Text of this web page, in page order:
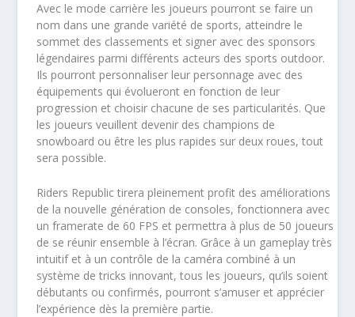
Avec le mode carrière les joueurs pourront se faire un
nom dans une grande variété de sports, atteindre le
sommet des classements et signer avec des sponsors
légendaires parmi différents acteurs des sports outdoor.
Ils pourront personnaliser leur personnage avec des
équipements qui évolueront en fonction de leur
progression et choisir chacune de ses particularités. Que
les joueurs veuillent devenir des champions de
snowboard ou être les plus rapides sur deux roues, tout
sera possible.
Riders Republic tirera pleinement profit des améliorations
de la nouvelle génération de consoles, fonctionnera avec
un framerate de 60 FPS et permettra à plus de 50 joueurs
de se réunir ensemble à l’écran. Grâce à un gameplay très
intuitif et à un contrôle de la caméra combiné à un
système de tricks innovant, tous les joueurs, qu’ils soient
débutants ou confirmés, pourront s’amuser et apprécier
l’expérience dès la première partie.